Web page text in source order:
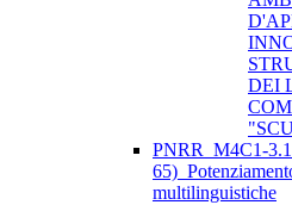
DEI
PNRR_M4C1-
multilinguistiche